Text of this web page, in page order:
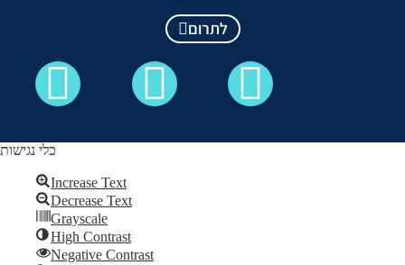
לתרום
Skip to content
כלי נגישות
Increase Text
Decrease Text
Grayscale
High Contrast
Negative Contrast